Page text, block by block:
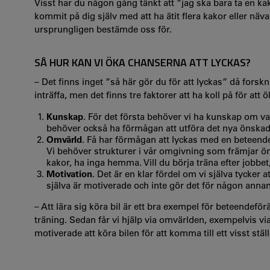
Visst har du någon gång tänkt att ”jag ska bara ta en
kommit på dig själv med att ha ätit flera kakor eller
ursprungligen bestämde oss för.
SÅ HUR KAN VI ÖKA CHANSERNA ATT LYCKAS?
– Det finns inget ”så här gör du för att lyckas” då
inträffa, men det finns tre faktorer att ha koll på för att
Kunskap. För det första behöver vi ha kunskap om
behöver också ha förmågan att utföra det nya
Omvärld. Få har förmågan att lyckas med en
Vi behöver strukturer i vår omgivning som främjar
kakor, ha inga hemma. Vill du börja träna efter
Motivation. Det är en klar fördel om vi själva tycker
själva är motiverade och inte gör det för någon
– Att lära sig köra bil är ett bra exempel för
träning. Sedan får vi hjälp via omvärlden, exempelvis
motiverade att köra bilen för att komma till ett visst